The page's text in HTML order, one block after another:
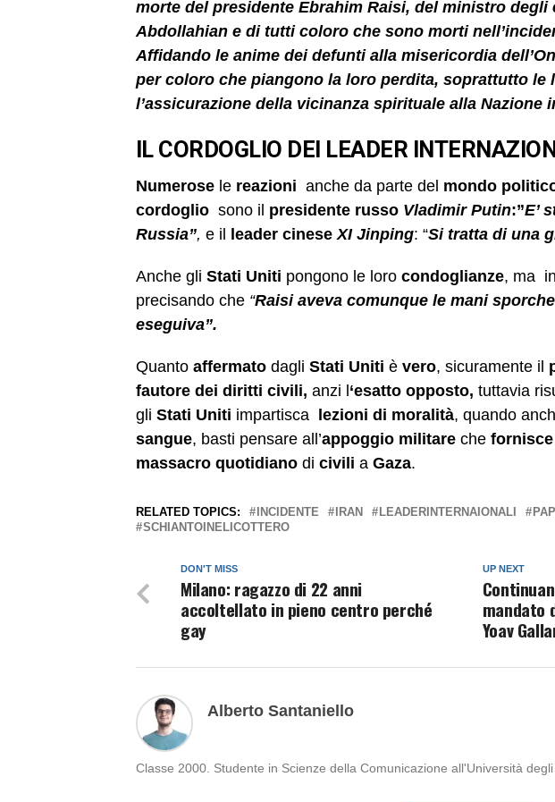
morte del presidente Ebrahim Raisi, del ministro degli
Abdollahian e di tutti coloro che sono morti
Affidando le anime dei defunti alla misericordia
per coloro che piangono la loro perdita, soprattutto le
l’assicurazione della vicinanza spirituale alla Nazione
IL CORDOGLIO DEI LEADER
Numerose le reazioni anche da parte del mondo
cordoglio sono il presidente russo Vladimir Putin:”E’
Russia”, e il leader cineseXI Jinping: “Si tratta di una
Anche gli Stati Uniti pongono le loro condoglianze, ma
precisando che “Raisi aveva comunque le mani
eseguiva”.
Quanto affermato dagli Stati Uniti è vero, sicuramente il
fautore dei diritti civili, anzi l ‘esatto opposto, tuttavia
gli Stati Uniti impartisca lezioni di moralità, quando
sangue, basti pensare all’appoggio militare che fornisce
massacro quotidiano di civili a Gaza.
RELATED TOPICS: INCIDENTE IRAN LEADERINTERNAIONALI
SCHIANTOINELICOTTERO
UP NEXT
mandato
Yoav
DON'T MISS
Milano: ragazzo di 22 anni
accoltellato in pieno centro perché
gay
Alberto Santaniello
Classe 2000. Studente in Scienze della Comunicazione all'Università